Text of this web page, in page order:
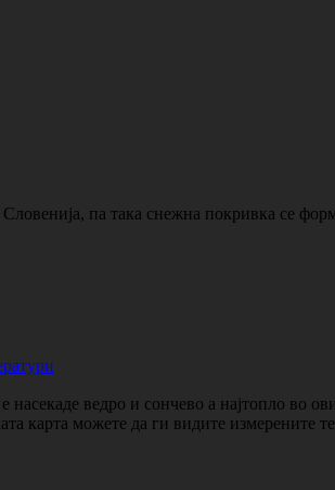
па така снежна покривка се
ведро и сончево а најтопло во
карта можете да ги видите измерените